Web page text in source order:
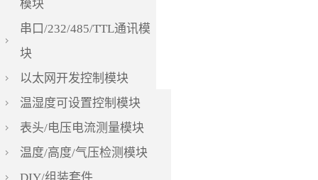
模块
串口/232/485/TTL通讯模
块
以太网开发控制模块
温湿度可设置控制模块
表头/电压电流测量模块
温度/高度/气压检测模块